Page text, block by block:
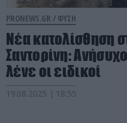
PRONEWS.GR / ΦΥΣΗ
Νέα κατολίσθηση
Σαντορίνη:
λένε οι ειδικοί
19.08.2025 | 18:55